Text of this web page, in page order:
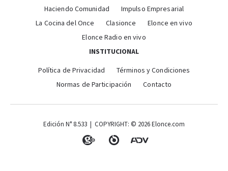
Haciendo Comunidad
Impulso Empresarial
La Cocina del Once
Clasionce
Elonce en vivo
Elonce Radio en vivo
INSTITUCIONAL
Política de Privacidad
Términos y Condiciones
Normas de Participación
Contacto
Edición N° 8.533 | COPYRIGHT: © 2026 Elonce.com